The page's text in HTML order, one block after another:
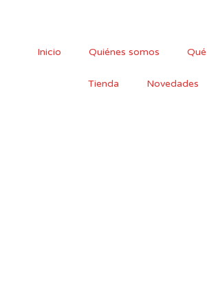
Inicio
Quiénes somos
Tienda Novedades